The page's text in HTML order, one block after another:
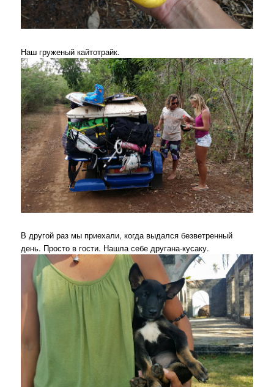
Наш груженый кайтотрайк.
В другой раз мы приехали, когда выдался безветренный
день. Просто в гости. Нашла себе другана-кусаку.